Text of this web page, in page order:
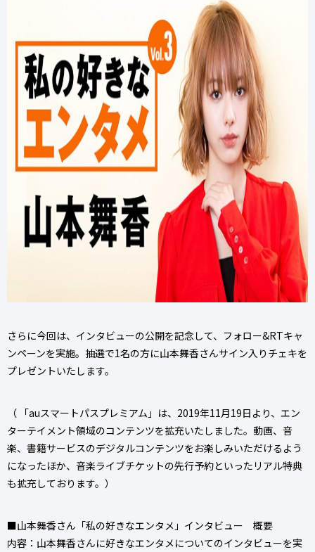
さらに今回は、インタビューの公開を記念して、フォロー&RTキャ
ンペーンを実施。抽選で1名の方に山本舞香さんサイン入りチェキを
プレゼントいたします。
（ 「auスマートパスプレミアム」は、2019年11月19日より、エン
ターテイメント領域のコンテンツを拡充いたしました。動画、音
楽、書籍サービスのデジタルコンテンツをお楽しみいただけるよう
になったほか、音楽ライブチケットの先行予約といったリアル特典
も拡充しております。）
■山本舞香さん「私の好きなエンタメ」インタビュー 概要
内容：山本舞香さんに好きなエンタメについてのインタビューを実